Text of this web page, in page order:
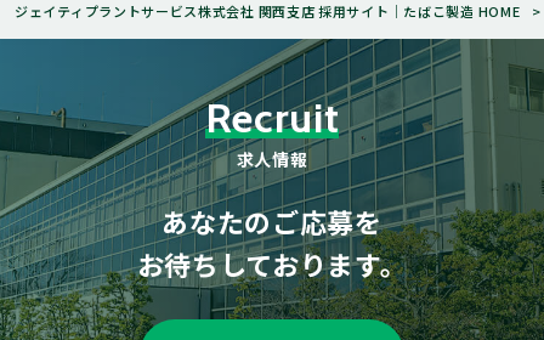
ジェイティプラントサービス株式会社 関西支店 採用サイト｜たばこ製造 HOME
Recruit
求人情報
あなたのご応募を
お待ちしております。